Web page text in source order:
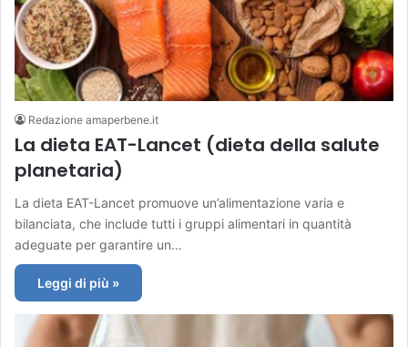
Redazione amaperbene.it
La dieta EAT-Lancet (dieta della salute
planetaria)
La dieta EAT-Lancet promuove un’alimentazione varia e
bilanciata, che include tutti i gruppi alimentari in quantità
adeguate per garantire un…
Leggi di più »